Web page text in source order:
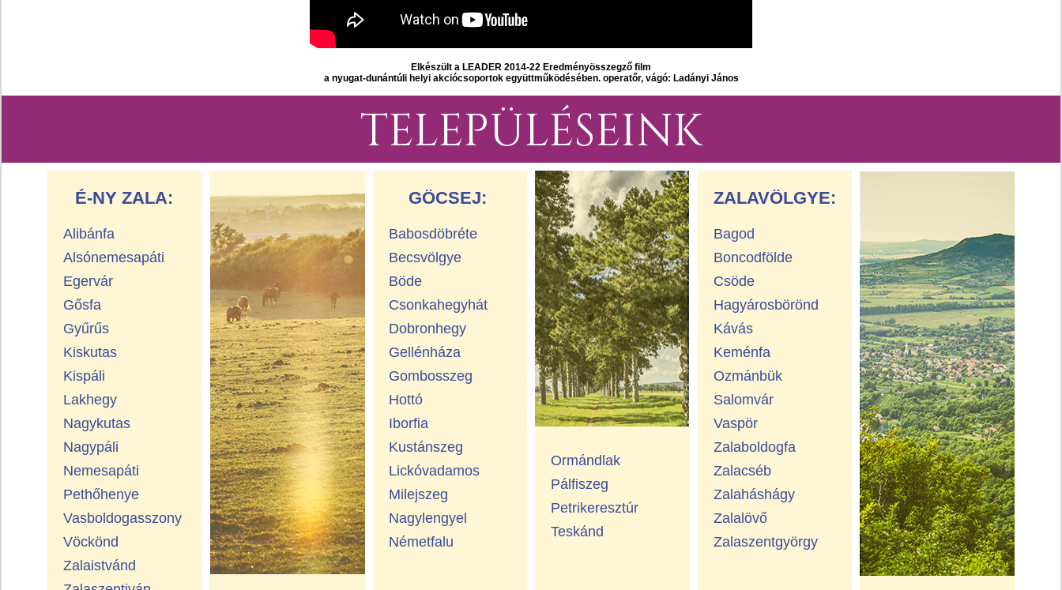
Elkészült a LEADER 2014-22 Eredményösszegző film
a nyugat-dunántúli helyi akciócsoportok együttműködésében. operatőr, vágó: Ladányi János
TELEPÜLÉSEINK
É-NY ZALA:
Alibánfa
Alsónemesapáti
Egervár
Gősfa
Gyűrűs
Kiskutas
Kispáli
Lakhegy
Nagykutas
Nagypáli
Nemesapáti
Pethőhenye
Vasboldogasszony
Vöckönd
Zalaistvánd
GÖCSEJ:
Babosdöbréte
Becsvölgye
Böde
Csonkahegyhát
Dobronhegy
Gellénháza
Gombosszeg
Hottó
Iborfia
Kustánszeg
Lickóvadamos
Milejszeg
Nagylengyel
Németfalu
Ormándlak
Pálfiszeg
Petrikeresztúr
Teskánd
ZALAVÖLGYE:
Bagod
Boncodfölde
Csöde
Hagyárosbörönd
Kávás
Keménfa
Ozmánbük
Salomvár
Vaspör
Zalaboldogfa
Zalacséb
Zalaháshágy
Zalalövő
Zalaszentgyörgy